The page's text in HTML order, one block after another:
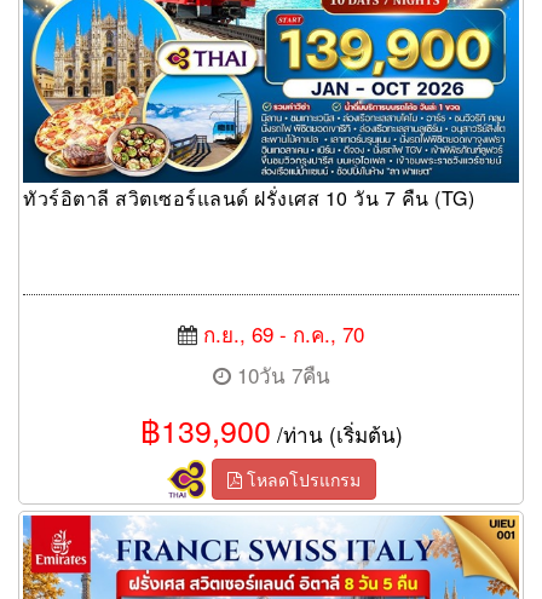
ทัวร์อิตาลี สวิตเซอร์แลนด์ ฝรั่งเศส 10 วัน 7 คืน (TG)
ก.ย., 69 - ก.ค., 70
10วัน 7คืน
฿139,900 /ท่าน (เริ่มต้น)
โหลดโปรแกรม
ทัวร์ยุโรป France Swiss Italy 8 Days